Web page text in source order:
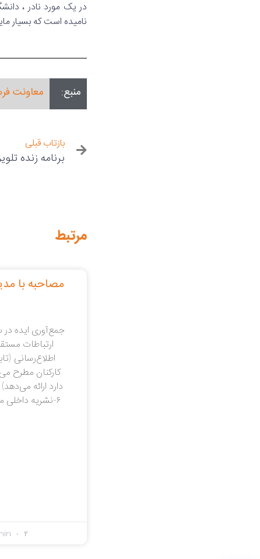
در یک مورد نادر ،
نامیده است که بسیار
منبع: معاونت
بازتاب قبلی
برنامه زنده
مرتبط
مصاحبه با
اطلاع‌رسانی
کارکنان مطرح
۶-نشریه داخلی
۲ اردیبهشت,۱۴۰۰